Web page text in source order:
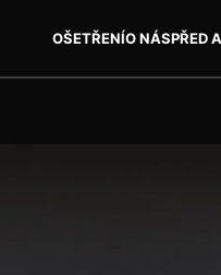
OŠETŘENÍO NÁSPŘED